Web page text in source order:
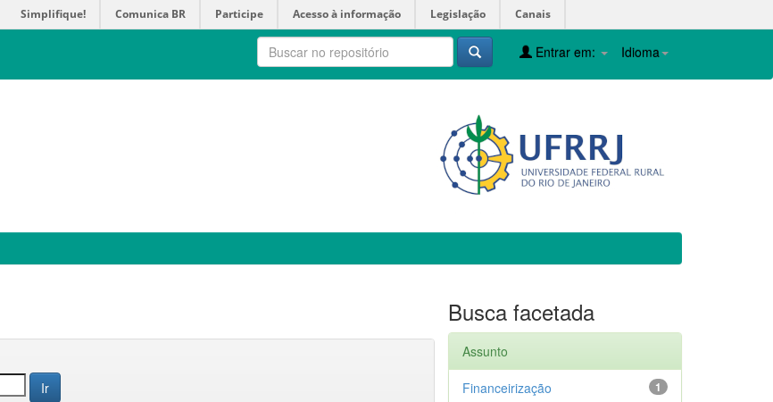
Simplifique! Comunica BR Participe Acesso à informação Legislação Canais
Idioma
Entrar em:
Busca facetada
Assunto
1
Financeirização